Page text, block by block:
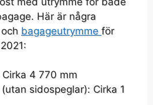
Här är några
bagageutrymme för
4 770 mm
sidospeglar): Cirka 1